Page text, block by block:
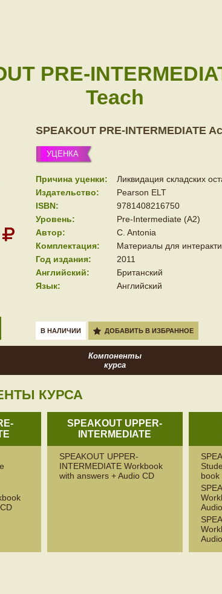
PRE-
Teach
SPEAKOUT PRE-INTERMEDIATE
УЦЕНКА
Причина уценки:
Ликвидация складских
Издательство:
Pearson ELT
ISBN:
9781408216750
Уровень:
Pre-Intermediate (A2)
Автор:
C. Antonia
Комплектация:
Материалы для
Год издания:
2011
Английский:
Британский
Язык:
Английский
В НАЛИЧИИ ДОБАВИТЬ В ИЗБРАННОЕ
Компоненты
курса
КУРСА
SPEAKOUT UPPER-
INTERMEDIATE
SPEAKOUT UPPER-
INTERMEDIATE Workbook
with answers + Audio CD
book